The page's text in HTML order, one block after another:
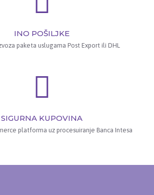
INO POŠILJKE
paketa uslugama Post Export ili DHL
SIGURNA KUPOVINA
platforma uz procesuiranje Banca Intesa